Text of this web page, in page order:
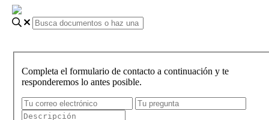
Completa el formulario de contacto a continuación y te
responderemos lo antes posible.